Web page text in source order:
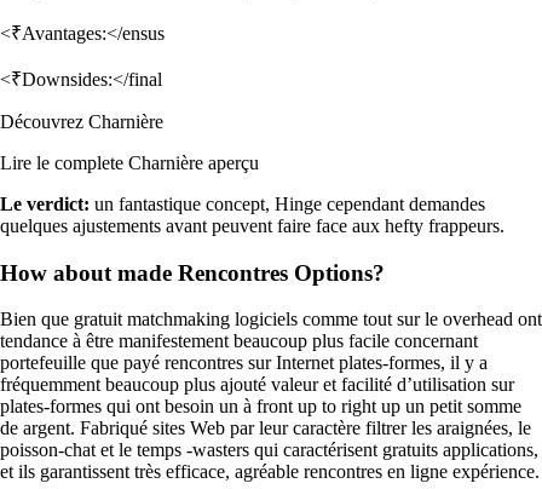
<₹Avantages:</ensus
<₹Downsides:</final
Découvrez Charnière
Lire le complete Charnière aperçu
Le verdict: un fantastique concept, Hinge cependant demandes
quelques ajustements avant peuvent faire face aux hefty frappeurs.
How about made Rencontres Options?
Bien que gratuit matchmaking logiciels comme tout sur le overhead ont
tendance à être manifestement beaucoup plus facile concernant
portefeuille que payé rencontres sur Internet plates-formes, il y a
fréquemment beaucoup plus ajouté valeur et facilité d’utilisation sur
plates-formes qui ont besoin un à front up to right up un petit somme
de argent. Fabriqué sites Web par leur caractère filtrer les araignées, le
poisson-chat et le temps -wasters qui caractérisent gratuits applications,
et ils garantissent très efficace, agréable rencontres en ligne expérience.